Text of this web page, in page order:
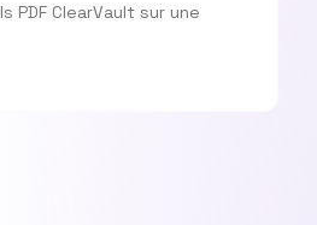
PDF ClearVault sur une